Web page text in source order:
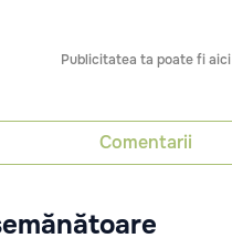
Publicitatea ta poate fi aici
Comentarii